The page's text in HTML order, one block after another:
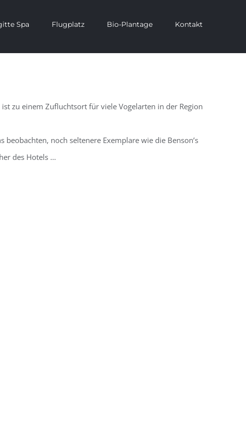
Spa Flugplatz Bio-Plantage Kontakt
zu einem Zufluchtsort für viele Vogelarten in der Region
noch seltenere Exemplare wie die Benson’s
des Hotels …